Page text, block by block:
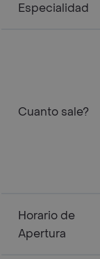
Especialidad
Cuanto sale?
Horario de
Apertura